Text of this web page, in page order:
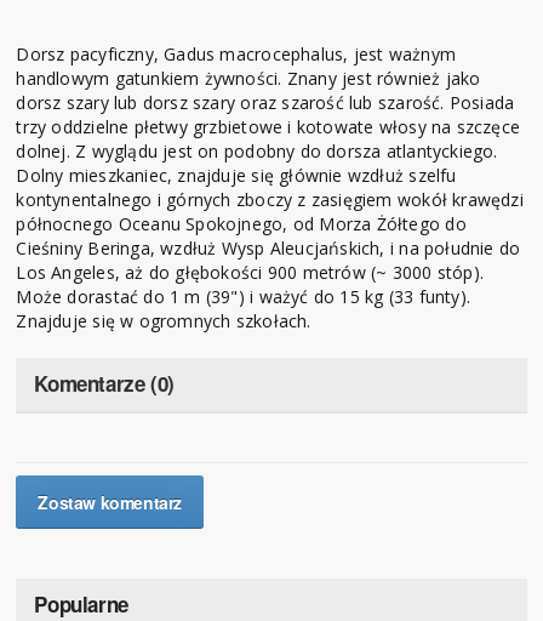
Dorsz pacyficzny, Gadus macrocephalus, jest ważnym
handlowym gatunkiem żywności. Znany jest również jako
dorsz szary lub dorsz szary oraz szarość lub szarość. Posiada
trzy oddzielne płetwy grzbietowe i kotowate włosy na szczęce
dolnej. Z wyglądu jest on podobny do dorsza atlantyckiego.
Dolny mieszkaniec, znajduje się głównie wzdłuż szelfu
kontynentalnego i górnych zboczy z zasięgiem wokół krawędzi
północnego Oceanu Spokojnego, od Morza Żółtego do
Cieśniny Beringa, wzdłuż Wysp Aleucjańskich, i na południe do
Los Angeles, aż do głębokości 900 metrów (~ 3000 stóp).
Może dorastać do 1 m (39") i ważyć do 15 kg (33 funty).
Znajduje się w ogromnych szkołach.
Komentarze (0)
Zostaw komentarz
Popularne